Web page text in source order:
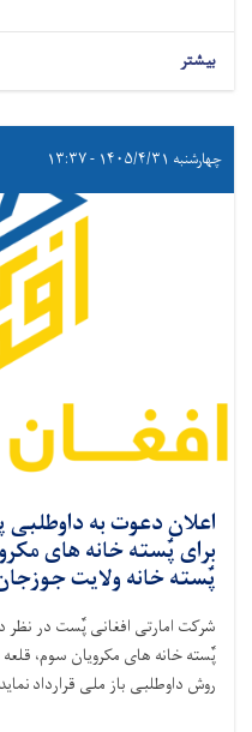
بیشتر
چهارشنبه ۱۴۰۵/۴/۳۱ - ۱۳:۳۷
برای پٌسته خانه های
پٌسته خانه ولایت
پٌسته خانه های مکرویان سوم، قلعه
روش داوطلبی باز ملی قرارداد